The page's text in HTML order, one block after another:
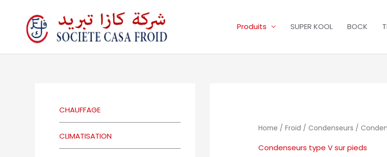
content
Produits SUPER KOOL BOCK
CHAUFFAGE
CLIMATISATION
Home /Froid /Condenseurs /
Condenseurs type V sur pieds